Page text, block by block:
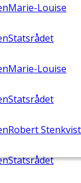
Marie-Louise
Statsrådet
Marie-Louise
Statsrådet
Robert Stenkvist
Statsrådet